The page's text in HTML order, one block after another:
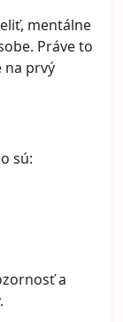
mentálne
Práve to
na prvý
sú:
a